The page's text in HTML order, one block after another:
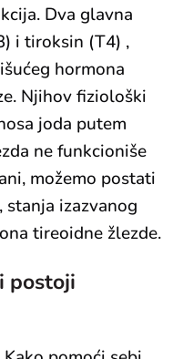
Dva glavna
i tiroksin (T4) ,
hormona
Njihov fiziološki
joda putem
ne funkcioniše
možemo postati
izazvanog
tireoidne žlezde.
postoji